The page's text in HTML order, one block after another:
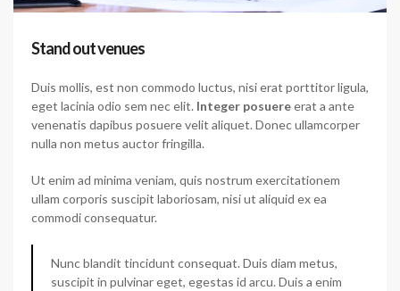
Stand out venues
Duis mollis, est non commodo luctus, nisi erat porttitor ligula,
eget lacinia odio sem nec elit. Integer posuereerat a ante
venenatis dapibus posuere velit aliquet. Donec ullamcorper
nulla non metus auctor fringilla.
Ut enim ad minima veniam, quis nostrum exercitationem
ullam corporis suscipit laboriosam, nisi ut aliquid ex ea
commodi consequatur.
Nunc blandit tincidunt consequat. Duis diam metus,
suscipit in pulvinar eget, egestas id arcu. Duis a enim